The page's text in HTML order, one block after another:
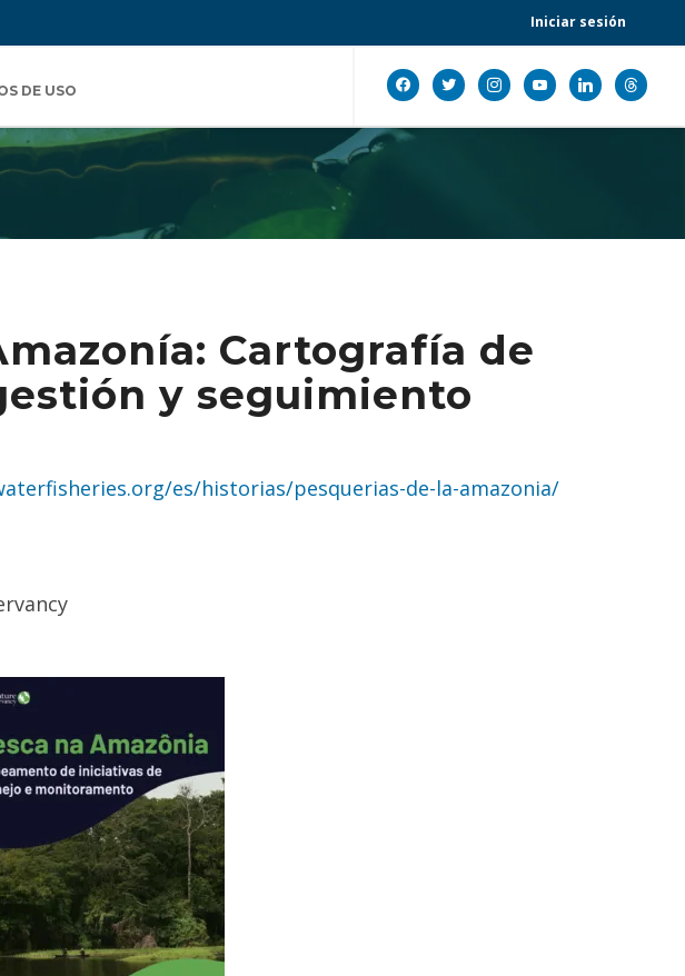
Iniciar sesión
DE USO
facebook
twitter instagramyoutubelinkedinthreads
Cartografía de
y seguimiento
es/historias/pesquerias-de-la-amazonia/